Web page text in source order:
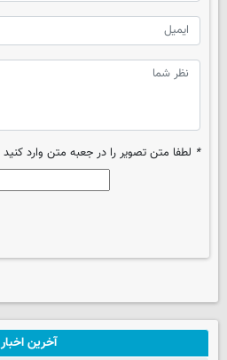
* لطفا متن تصویر را در جعبه متن وارد کنید
آخرین اخبار